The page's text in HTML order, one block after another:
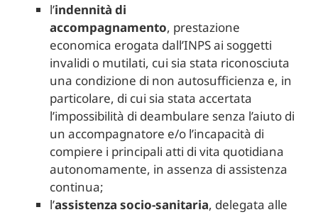
l’indennità di
accompagnamento, prestazione
economica erogata dall’INPS ai soggetti
invalidi o mutilati, cui sia stata riconosciuta
una condizione di non autosufficienza e, in
particolare, di cui sia stata accertata
l’impossibilità di deambulare senza l’aiuto di
un accompagnatore e/o l’incapacità di
compiere i principali atti di vita quotidiana
autonomamente, in assenza di assistenza
continua;
l’assistenza socio-sanitaria, delegata alle